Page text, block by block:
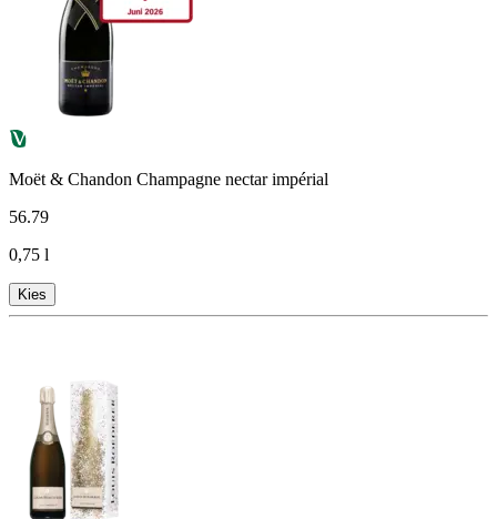
Moët & Chandon Champagne nectar impérial
56.79
0,75 l
Kies